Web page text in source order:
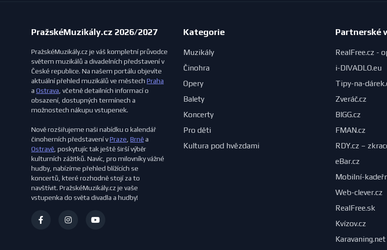
PražskéMuzikály.cz 2026/2027
PražskéMuzikály.cz je váš kompletní průvodce
světem muzikálů a divadelních představení v
České republice. Na našem portálu objevíte
aktuální přehled muzikálů ve městech Praha
a Ostrava , včetně detailních informací o
obsazení, dostupných termínech a
možnostech nákupu vstupenek.
Nově rozšiřujeme naši nabídku o kalendář
činoherních představení vPraze Brněa
Ostravě , poskytujíc tak ještě širší výběr
kulturních zážitků. Navíc, pro milovníky vážné
hudby, nabízíme přehled blížících se
koncertů, které rozhodně stojí za to
navštívit. PražskéMuzikály.cz je vaše
vstupenka do světa divadla a hudby!
Kategorie
Muzikály
Činohra
Opery
Balety
Koncerty
Pro děti
Kultura pod hvězdami
Partnerské
RealFree.cz -
i-DIVADLO.eu
Tipy-na-
Zveráč.cz
BIGG.cz
FMAN.cz
RDY.cz –
eBar.cz
Mobilní-
Web-clever.cz
RealFree.sk
Kvízov.cz
Karavaning.net